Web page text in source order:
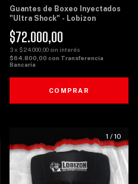
Guantes de Boxeo Inyectados
"Ultra Shock" - Lobizon
$72.000,00
3x $24.000,00 sin interés
$64.800,00 con Transferencia
Bancaria
COMPRAR
1 / 10